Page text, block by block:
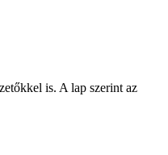
is. A lap szerint az